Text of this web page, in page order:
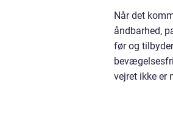
Når det
åndbarhed,
før og
vejret ikke er